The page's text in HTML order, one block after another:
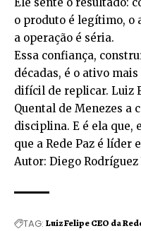
o produto é legítimo, o
a operação é séria.
Essa confiança,
décadas, é o ativo
difícil de replicar. Luiz
Quental de Menezes a
disciplina. E é ela que,
que a Rede Paz é líder
Autor: Diego Rodríguez
TAG: Luiz Felipe CEO da